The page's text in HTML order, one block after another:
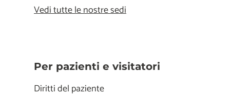
Vedi tutte le nostre sedi
Per pazienti e visitatori
Diritti del paziente